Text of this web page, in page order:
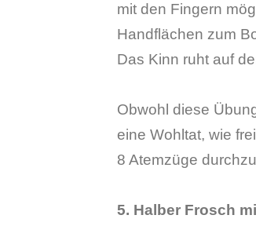
mit den Fingern
Handflächen zum
Das Kinn ruht auf
Obwohl diese
eine Wohltat, wie
8 Atemzüge
5. Halber Frosch